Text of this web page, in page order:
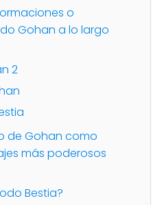
o
Gohan a lo largo
2
de Gohan como
más poderosos
Bestia?